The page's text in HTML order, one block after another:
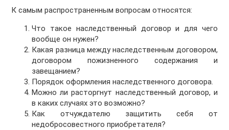
К самым распространенным вопросам относятся:
Что такое наследственный договор и для чего
вообще он нужен?
Какая разница между наследственным договором,
договором пожизненного содержания и
завещанием?
Порядок оформления наследственного договора.
Можно ли расторгнут наследственный договор, и
в каких случаях это возможно?
Как отчуждателю защитить себя от
недобросовестного приобретателя?